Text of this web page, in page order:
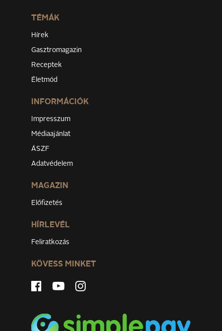
TÉMÁK
Hírek
Gasztromagazin
Receptek
Életmód
INFORMÁCIÓK
Impresszum
Médiaajánlat
ÁSZF
Adatvédelem
MAGAZIN
Előfizetés
HÍRLEVÉL
Feliratkozás
KÖVESS MINKET